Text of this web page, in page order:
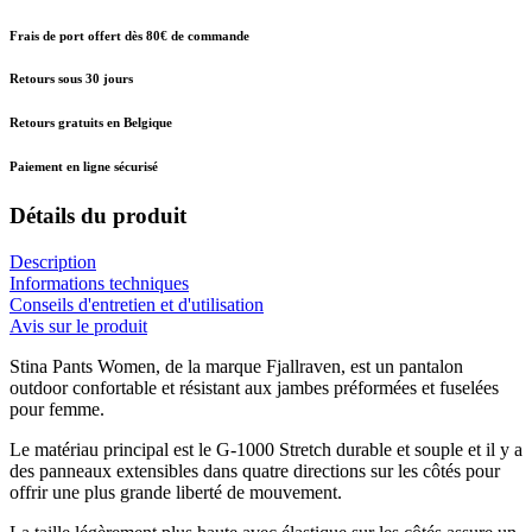
Frais de port offert dès 80€ de commande
Retours sous 30 jours
Retours gratuits en Belgique
Paiement en ligne sécurisé
Détails du produit
Description
Informations techniques
Conseils d'entretien et d'utilisation
Avis sur le produit
Stina Pants Women, de la marque Fjallraven, est un pantalon
outdoor confortable et résistant aux jambes préformées et fuselées
pour femme.
Le matériau principal est le G-1000 Stretch durable et souple et il y a
des panneaux extensibles dans quatre directions sur les côtés pour
offrir une plus grande liberté de mouvement.